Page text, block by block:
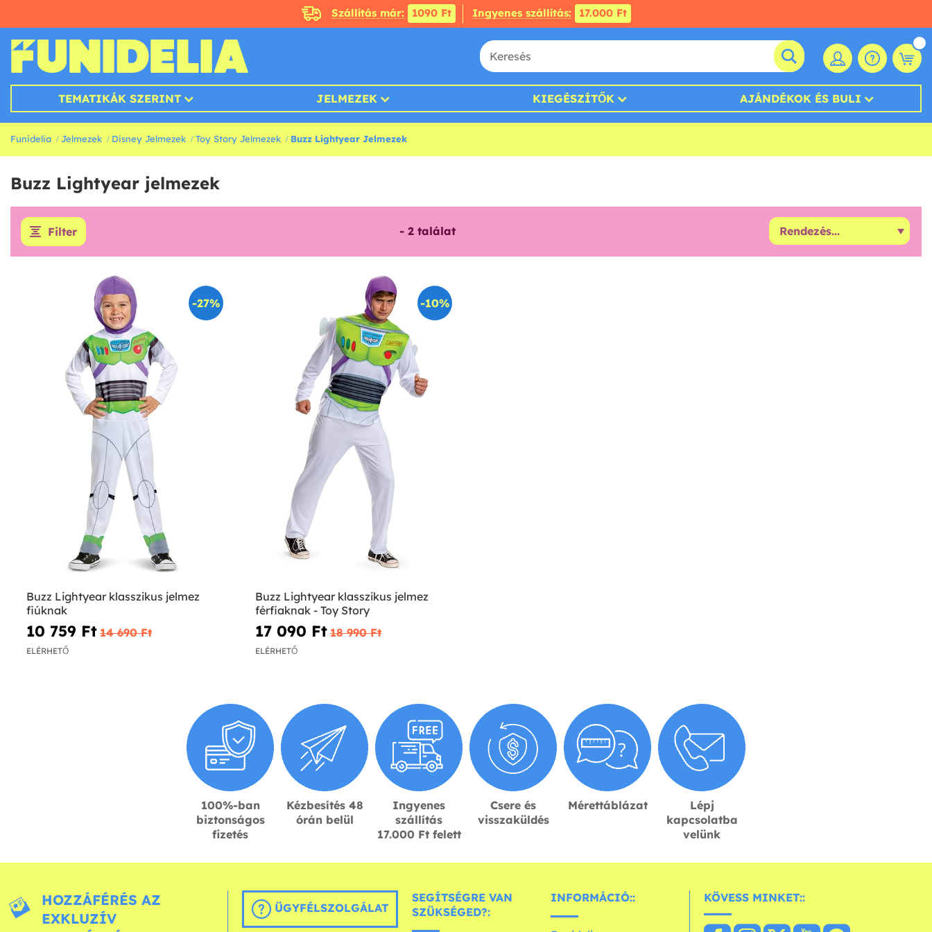
Szállítás már: 1090 Ft Ingyenes szállítás: 17.000 Ft
TEMATIKÁK SZERINT JELMEZEK KIEGÉSZÍTŐK AJÁNDÉKOK ÉS BULI
Funidelia Jelmezek Disney Jelmezek Toy Story Jelmezek Buzz Lightyear Jelmezek
Buzz Lightyear jelmezek
Filter - 2 találat
-27%
Buzz Lightyear klasszikus jelmez
fiúknak
10 759 Ft‎ 14 690 Ft‎
ELÉRHETŐ
-10%
Buzz Lightyear klasszikus jelmez
férfiaknak - Toy Story
17 090 Ft‎ 18 990 Ft‎
ELÉRHETŐ
100%-ban
biztonságos
fizetés
Kézbesítés 48
órán belül
Ingyenes
szállítás
17.000 Ft felett
Csere és
visszaküldés
Mérettáblázat
Lépj
kapcsolatba
velünk
HOZZÁFÉRÉS AZ
EXKLUZÍV
ÜGYFÉLSZOLGÁLAT
SEGÍTSÉGRE VAN
SZÜKSÉGED?:
INFORMÁCIÓ:: KÖVESS MINKET::